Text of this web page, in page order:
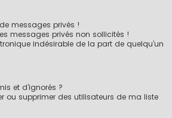
messages privés !
messages privés non sollicités !
indésirable de la part de quelqu’un
et d’ignorés ?
ou supprimer des utilisateurs de ma liste